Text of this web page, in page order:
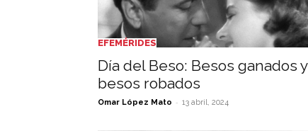
EFEMÉRIDES
Día del Beso: Besos ganados y
besos robados
Omar López Mato - 13 abril, 2024